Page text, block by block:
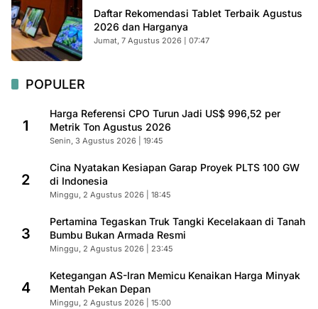
Daftar Rekomendasi Tablet Terbaik Agustus
2026 dan Harganya
Jumat, 7 Agustus 2026 | 07:47
POPULER
1
Harga Referensi CPO Turun Jadi US$ 996,52 per
Metrik Ton Agustus 2026
Senin, 3 Agustus 2026 | 19:45
2
Cina Nyatakan Kesiapan Garap Proyek PLTS 100 GW
di Indonesia
Minggu, 2 Agustus 2026 | 18:45
3
Pertamina Tegaskan Truk Tangki Kecelakaan di Tanah
Bumbu Bukan Armada Resmi
Minggu, 2 Agustus 2026 | 23:45
4
Ketegangan AS-Iran Memicu Kenaikan Harga Minyak
Mentah Pekan Depan
Minggu, 2 Agustus 2026 | 15:00